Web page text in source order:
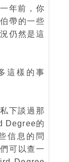
年前，你
帶的一些
仍然是這
這樣的事
下談過那
Degree的
信息的問
可以查一